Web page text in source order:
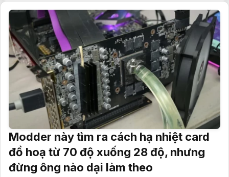
Modder này tìm ra cách hạ nhiệt card
đồ hoạ từ 70 độ xuống 28 độ, nhưng
đừng ông nào dại làm theo